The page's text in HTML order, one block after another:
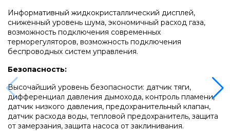
Настенные газовые конденсационные котлы
Vaillant
Напольные газовые конденсационные
котлы Vaillant
Информативный жидкокристаллический дисплей,
сниженный уровень шума, экономичный расход газа,
возможность подключения современных
терморегуляторов, возможность подключения
беспроводных систем управления.
Безопасность:
Высочайший уровень безопасности: датчик тяги,
дифференциал давления дымохода, контроль пламени,
датчик низкого давления, предохранительный клапан,
датчик расхода воды, тепловой предохранитель, защита
от замерзания, защита насоса от заклинивания.